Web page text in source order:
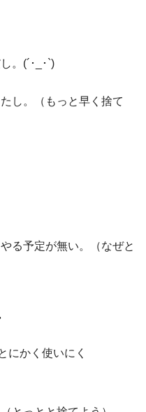
。(´･_･`)
し。（もっと早く捨て
る予定が無い。（なぜと
にかく使いにく